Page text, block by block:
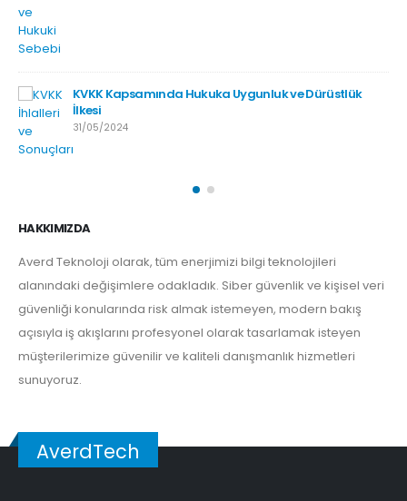
KVKK Kapsamında Hukuka Uygunluk ve Dürüstlük
İlkesi
31/05/2024
HAKKIMIZDA
Averd Teknoloji olarak, tüm enerjimizi bilgi teknolojileri
alanındaki değişimlere odakladık. Siber güvenlik ve kişisel veri
güvenliği konularında risk almak istemeyen, modern bakış
açısıyla iş akışlarını profesyonel olarak tasarlamak isteyen
müşterilerimize güvenilir ve kaliteli danışmanlık hizmetleri
sunuyoruz.
AverdTech